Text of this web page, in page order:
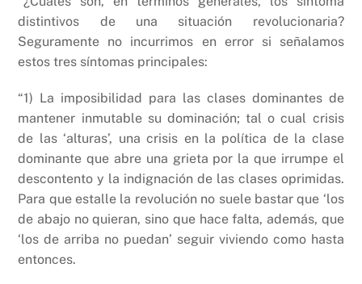
distintivos de una situación revolucionaria?
Seguramente no incurrimos en error si señalamos
estos tres síntomas principales:
“1) La imposibilidad para las clases dominantes de
mantener inmutable su dominación; tal o cual crisis
de las ‘alturas’, una crisis en la política de la clase
dominante que abre una grieta por la que irrumpe el
descontento y la indignación de las clases oprimidas.
Para que estalle la revolución no suele bastar que ‘los
de abajo no quieran, sino que hace falta, además, que
‘los de arriba no puedan’ seguir viviendo como hasta
entonces.